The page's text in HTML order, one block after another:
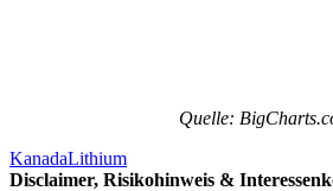
Quelle:
KanadaLithium
Disclaimer, Risikohinweis &